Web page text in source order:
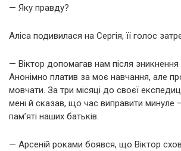
— Яку правду?
Аліса подивилася на Сергія, її голос
— Віктор допомагав нам після
Анонімно платив за моє навчання, але
мовчати. За три місяці до своєї
мені й сказав, що час виправити минуле
пам’яті наших батьків.
— Арсеній роками боявся, що Віктор